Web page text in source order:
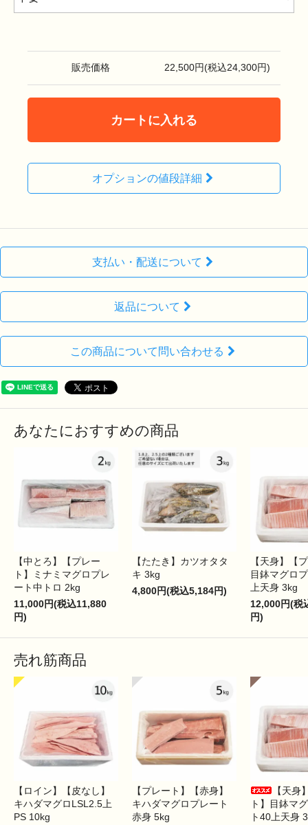
販売価格 22,500円(税込24,300円)
カートに入れる
オプションの値段詳細
支払い・配送について
返品について
この商品について問い合わせる
あなたにおすすめの商品
【中とろ】【プレー
ト】ミナミマグロプレ
ート中トロ 2kg
11,000円(税込11,880
円)
【たたき】カツオタタ
キ 3kg
4,800円(税込5,184円)
【天身】【
目鉢マグロ
上天身 3kg
12,000円(税
円)
売れ筋商品
【ロイン】【皮なし】
キハダマグロLSL2.5上
PS 10kg
【プレート】【赤身】
キハダマグロプレート
赤身 5kg
【天身
ト】目鉢マ
ト40上天身